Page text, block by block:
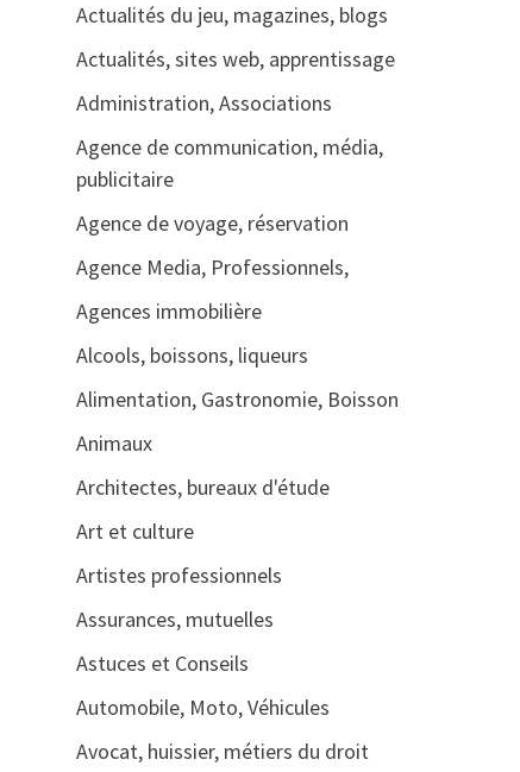
Actualités du jeu, magazines, blogs
Actualités, sites web, apprentissage
Administration, Associations
Agence de communication, média,
publicitaire
Agence de voyage, réservation
Agence Media, Professionnels,
Agences immobilière
Alcools, boissons, liqueurs
Alimentation, Gastronomie, Boisson
Animaux
Architectes, bureaux d'étude
Art et culture
Artistes professionnels
Assurances, mutuelles
Astuces et Conseils
Automobile, Moto, Véhicules
Avocat, huissier, métiers du droit